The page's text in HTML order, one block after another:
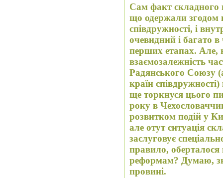
Сам факт складного
що одержали згодом
співдружності, і
очевидний і багато
перших етапах. Але,
взаємозалежність
Радянського Союзу (а
країн співдружності) негативні наслідки. Нижче я
ще торкнуся цього
року в
розвитком подій у
але отут ситуація
заслуговує
правило,
реформам? Думаю,
провині.